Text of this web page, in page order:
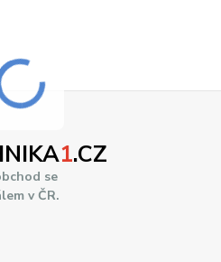
1.CZ
se
v ČR.